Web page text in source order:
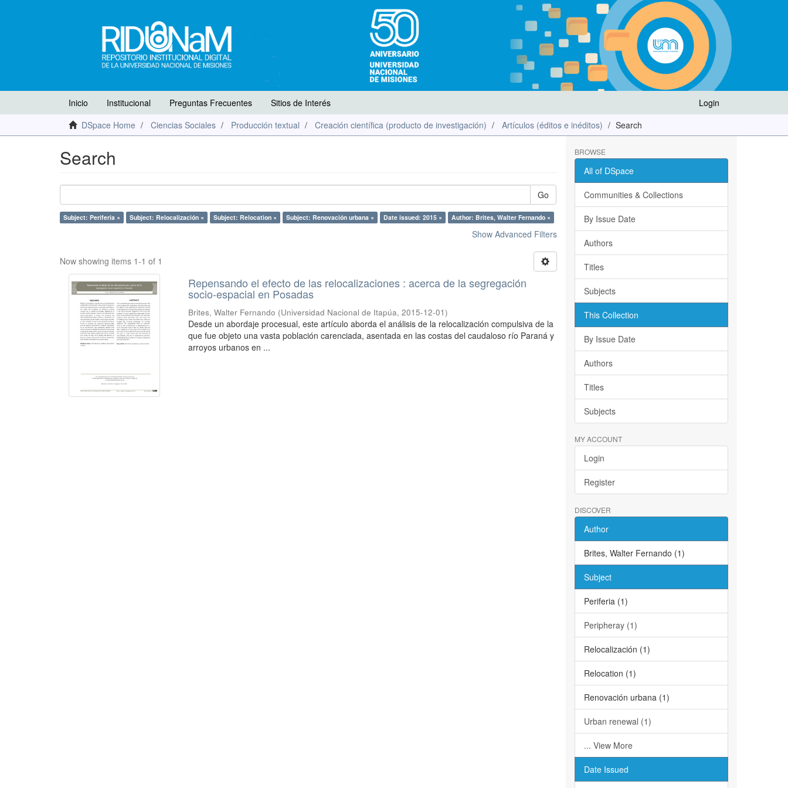
Login
Inicio Institucional Preguntas Frecuentes
Sitios de Interés
DSpace Home
Ciencias Sociales Producción textual Creación científica (producto de investigación) Artículos (éditos e inéditos) Search
Search
Go
Subject: Periferia × Subject: Relocalización × Subject: Relocation × Subject: Renovación urbana × Date issued: 2015 × Author: Brites, Walter Fernando ×
Show Advanced Filters
Now showing items 1-1 of 1
Repensando el efecto de las relocalizaciones : acerca de la segregación
socio-espacial en Posadas
Brites, Walter Fernando (Universidad Nacional de Itapúa,2015-12-01)
Desde un abordaje procesual, este artículo aborda el análisis de la relocalización compulsiva de la
que fue objeto una vasta población carenciada, asentada en las costas del caudaloso río Paraná y
arroyos urbanos en ...
BROWSE
All of DSpace
Communities & Collections
By Issue Date
Authors
Titles
Subjects
This Collection
By Issue Date
Authors
Titles
Subjects
MY ACCOUNT
Login
Register
DISCOVER
Author
Brites, Walter Fernando (1)
Subject
Periferia (1)
Peripheray (1)
Relocalización (1)
Relocation (1)
Renovación urbana (1)
Urban renewal (1)
... View More
Date Issued